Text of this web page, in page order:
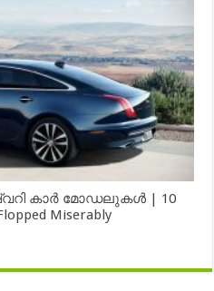
കാർ മോഡലുകൾ | 10
Miserably